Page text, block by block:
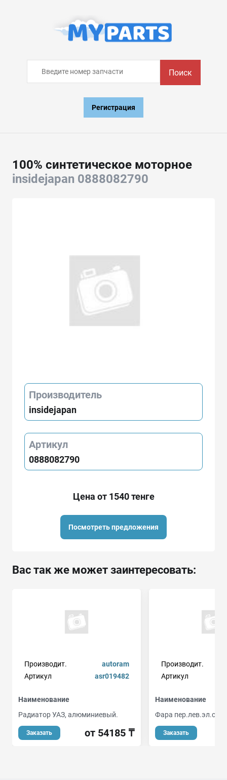
Поиск
Регистрация
100% синтетическое моторное
insidejapan 0888082790
Производитель
insidejapan
Артикул
0888082790
Цена от 1540 тенге
Посмотреть предложения
Вас так же может заинтересовать:
Производит.
autoram
Артикул
asr019482
Наименование
Радиатор УАЗ, алюминиевый.
Заказать от 54185 ₸
Производит.
Артикул
Наименование
Фара пер.лев.эл.с
Заказать